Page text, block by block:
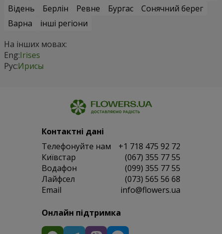
Відень
Берлін Ревне Бургас
Сонячний берег
Варна
інші регіони
На інших мовах:
Eng:Irises
Рус:Ирисы
Контактні дані
Телефонуйте нам
+1 718 475 92 72
Київстар
(067) 355 77 55
Водафон
(099) 355 77 55
Лайфсел
(073) 565 56 68
Email
info@flowers.ua
Онлайн підтримка